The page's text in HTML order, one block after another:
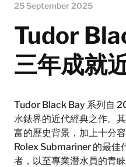
25 September 2025
Tudor
三年成就
Tudor Black Bay 系列自
水錶界的近代經典之作。
富的歷史背景，加上十分
Rolex Submariner 的最佳
者，以至專業潛水員的青